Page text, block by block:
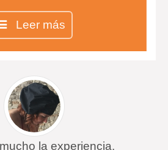
el auténtico tiramisú
Leer más
la experiencia.